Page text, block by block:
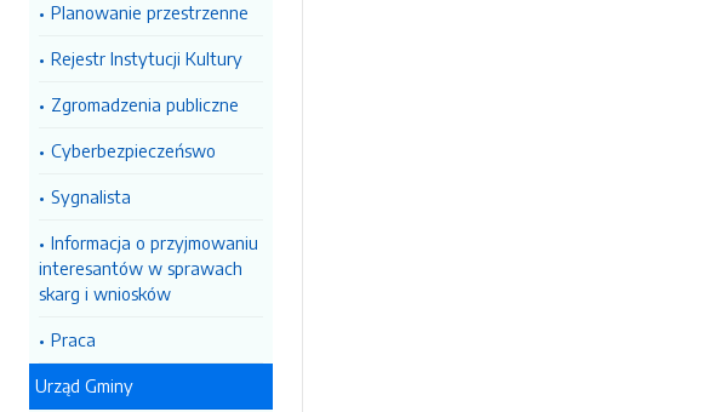
Planowanie przestrzenne
Rejestr Instytucji Kultury
Zgromadzenia publiczne
Cyberbezpieczeńswo
Sygnalista
Informacja o przyjmowaniu
interesantów w sprawach
skarg i wniosków
Praca
Urząd Gminy